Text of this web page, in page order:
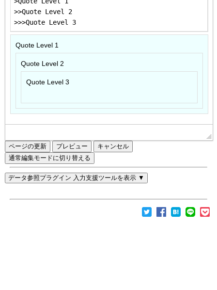
ページの更新
通常編集モードに切り替える
データ参照プラグイン 入力支援ツールを表示 ▼